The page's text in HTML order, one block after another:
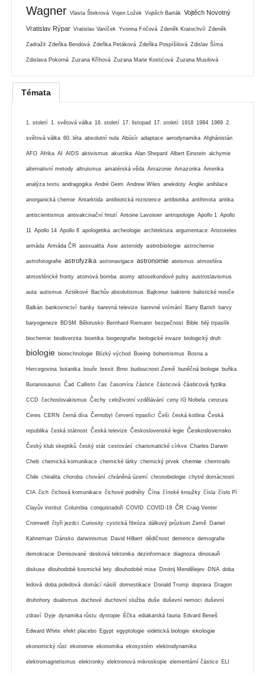
Wagner Vlasta Štekrová Vojen Ložek Vojtěch Barták Vojtěch Novotný
Vratislav Rýpar Vratislav Vaníček Yvonna Fričová Zdeněk Kratochvíl Zdeněk
Zadražil Zdeňka Bendová Zdeňka Petáková Zdeňka Pospíšilová Zdislav Šíma
Zdislava Pokorná Zuzana Kříhová Zuzana Marie Kostićová Zuzana Musilová
Témata
1. století 1. světová válka 16. století 17. listopad 17. století 1918 1984 1989 2.
světová válka 60. léta absolutní nula Abúsír adaptace aerodynamika Afghánistán
AFO Afrika AI AIDS aktivismus akustika Alan Shepard Albert Einstein alchymie
alternativní metody altruismus amatérská věda Amazonie Amazonka Amerika
analýza textu andragogika André Geim Andrew Wiles anekdoty Anglie anihilace
anorganická chemie Antarktida antibiotická rezistence antibiotika antihmota antika
antiscientismus antivakcinační hnutí Antoine Lavoisier antropologie Apollo 1 Apollo
11 Apollo 14 Apollo 8 apologetika archeologie architektura argumentace Aristoteles
armáda Armáda ČR asexualita Asie asteroidy astrobiologie astrochemie
astrofotografie astrofyzika astronavigace astronomie ateismus atmosféra
atmosférické fronty atomová bomba atomy attosekundové pulsy austroslavismus
auta autismus Aztékové Bachův absolutismus Bajkonur bakterie balistické nosiče
Balkán bankovnictví banky barevná televize barevné vnímání Barry Barish barvy
baryogeneze BDSM Bělorusko Bernhard Riemann bezpečnost Bible bilý trpaslík
biochemie biodiverzita bioetika biogeografie biologické invaze biologický druh
biologie biotechnologie Blízký východ Boeing bohemismus Bosna a
Hercegovina botanika bouře brexit Brno budoucnost Země buněčná biologie buňka
Burianosaurus Čad Callisto čas časomíra částice částicová částicová fyzika
CCD čechoslovakismus Čechy celoživotní vzdělávání ceny IG Nobela cenzura
Ceres CERN černá díra Černobyl červení trpaslíci Češi česká kotlina Česká
republika česká státnost Česká televize Československé legie Československo
Český klub skeptiků český stát cestování charismatické církve Charles Darwin
Cheb chemická komunikace chemické látky chemický prvek chemie chemtrails
Chile chiralita choroba chování chráněná území chronobiologie chytré domácnosti
CIA čich čichová komunikace čichové podněty Čína čínské kroužky čísla číslo Pí
Clayův institut Columbia conquistadoři COVID COVID-19 ČR Craig Venter
Cromwell čtyři jezdci Curiosity cystická fibróza dálkový průzkum Země Daniel
Kahneman Dánsko darwinismus David Hilbert dědičnost demence demografie
demokracie Denisované desková tektonika dezinformace diagnoza dinosauři
diskuse dlouhodobé kosmické lety dlouhodobé mise Dmitrij Mendělejev DNA doba
ledová doba poledová domácí násilí domestikace Donald Trump doprava Dragon
druhohory dualismus duchové duchovní služba duše duševní nemoci duševní
zdraví Dyje dynamika růstu dystopie Éčka ediakarská fauna Edvard Beneš
Edward White efekt placebo Egypt egyptologie eidetická biologie ekologie
ekonomický růst ekonomie ekonomika ekosystém elektrodynamika
elektromagnetismus elektronky elektronová mikroskopie elementární částice ELI